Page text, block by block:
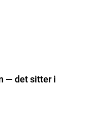
— det sitter i